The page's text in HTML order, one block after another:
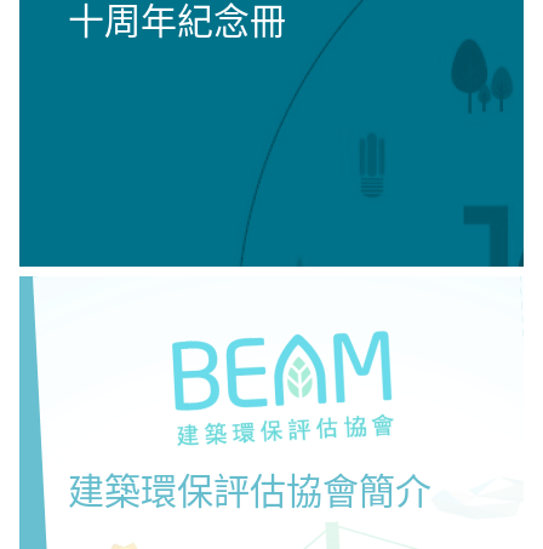
十周年紀念冊
建築環保評估協會簡介